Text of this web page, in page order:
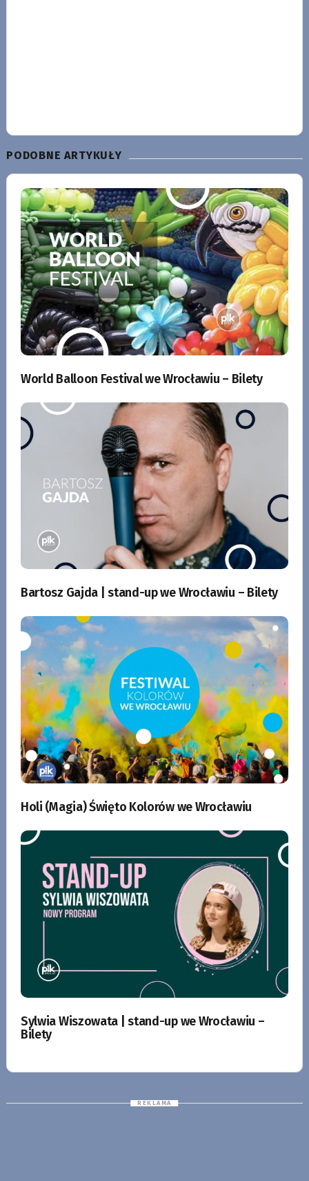
PODOBNE ARTYKUŁY
World Balloon Festival we Wrocławiu – Bilety
Bartosz Gajda | stand-up we Wrocławiu – Bilety
Holi (Magia) Święto Kolorów we Wrocławiu
Sylwia Wiszowata | stand-up we Wrocławiu –
Bilety